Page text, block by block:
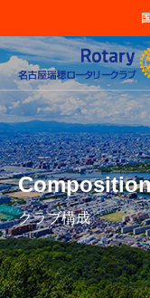
クラブ構成